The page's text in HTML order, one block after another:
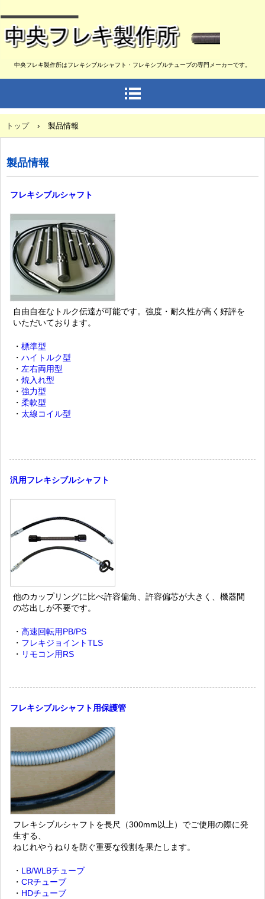
中央フレキ製作所はフレキシブルシャフト・フレキシブルチューブの専門メーカーです。
トップ › 製品情報
製品情報
フレキシブルシャフト
自由自在なトルク伝達が可能です。強度・耐久性が高く好評を
いただいております。
・標準型
・ハイトルク型
・左右両用型
・焼入れ型
・強力型
・柔軟型
・ 太線コイル型
汎用フレキシブルシャフト
他のカップリングに比べ許容偏角、許容偏芯が大きく、機器間
の芯出しが不要です。
・高速回転用PB/PS
・ フレキジョイントTLS
・ リモコン用RS
フレキシブルシャフト用保護管
フレキシブルシャフトを長尺（300mm以上）でご使用の際に発
生する、
ねじれやうねりを防ぐ重要な役割を果たします。
・ LB/WLBチューブ
・CRチューブ
・ HDチューブ